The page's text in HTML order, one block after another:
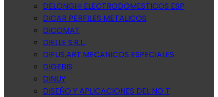
DELONGHI ELECTRODOMESTICOS ESP
DICAR PERFILES METALICOS
DICOMAT
DIELLE S.R.L.
DIFUS.ART.MECANICOS ESPECIALES
DIGEBIS
DINUY
DISEÑO Y APLICACIONES DEL NO T